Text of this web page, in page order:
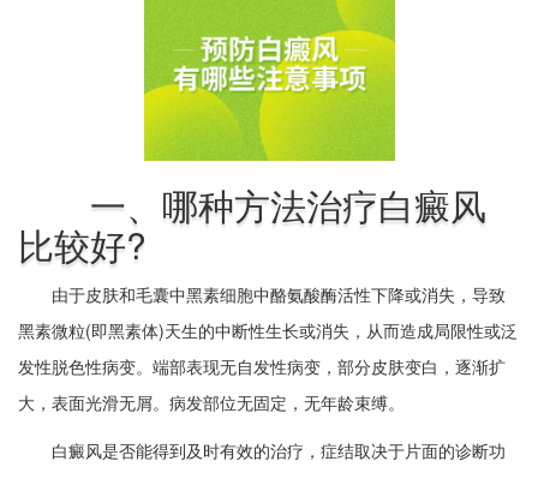
一、哪种方法治疗白癜风
比较好?
由于皮肤和毛囊中黑素细胞中酪氨酸酶活性下降或消失，导致
黑素微粒(即黑素体)天生的中断性生长或消失，从而造成局限性或泛
发性脱色性病变。端部表现无自发性病变，部分皮肤变白，逐渐扩
大，表面光滑无屑。病发部位无固定，无年龄束缚。
白癜风是否能得到及时有效的治疗，症结取决于片面的诊断功